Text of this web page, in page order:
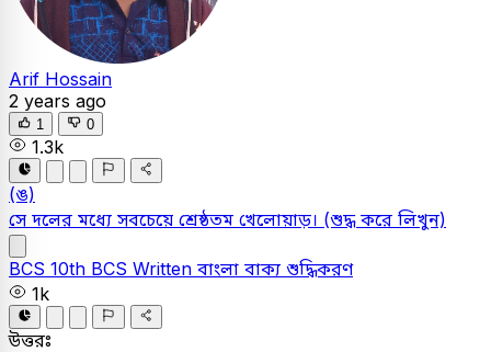
Arif Hossain
2 years ago
1 0
1.3k
(ঙ)
সে দলের মধ্যে সবচেয়ে শ্রেষ্ঠতম খেলােয়াড়। (শুদ্ধ করে লিখুন)
BCS 10th BCS Written বাংলা বাক্য শুদ্ধিকরণ
1k
উত্তরঃ